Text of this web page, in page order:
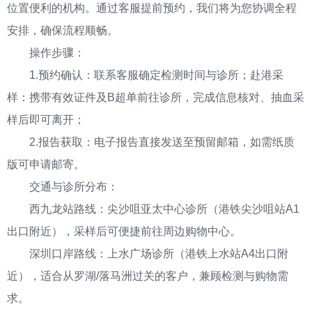
位置便利的机构。通过客服提前预约，我们将为您协调全程
安排，确保流程顺畅。
操作步骤：
1.预约确认：联系客服确定检测时间与诊所；赴港采
样：携带有效证件及B超单前往诊所，完成信息核对、抽血采
样后即可离开；
2.报告获取：电子报告直接发送至预留邮箱，如需纸质
版可申请邮寄。
交通与诊所分布：
西九龙站路线：尖沙咀亚太中心诊所（港铁尖沙咀站A1
出口附近），采样后可便捷前往周边购物中心。
深圳口岸路线：上水广场诊所（港铁上水站A4出口附
近），适合从罗湖/落马洲过关的客户，兼顾检测与购物需
求。